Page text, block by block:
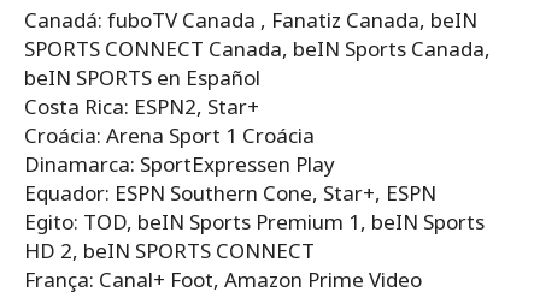
Canadá: fuboTV Canada , Fanatiz Canada, beIN
SPORTS CONNECT Canada, beIN Sports Canada,
beIN SPORTS en Español
Costa Rica: ESPN2, Star+
Croácia: Arena Sport 1 Croácia
Dinamarca: SportExpressen Play
Equador: ESPN Southern Cone, Star+, ESPN
Egito: TOD, beIN Sports Premium 1, beIN Sports
HD 2, beIN SPORTS CONNECT
França: Canal+ Foot, Amazon Prime Video